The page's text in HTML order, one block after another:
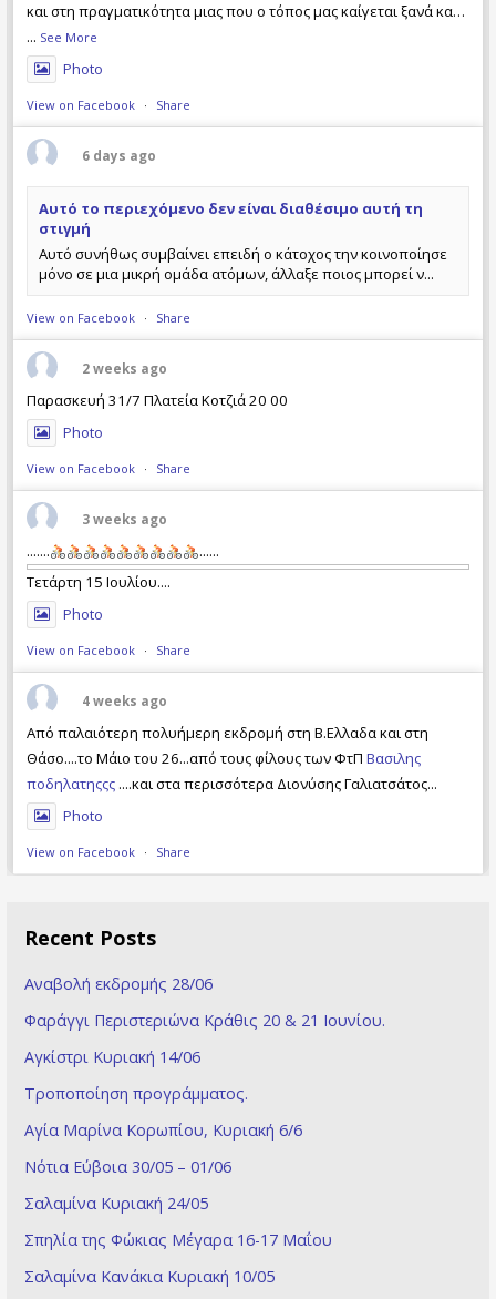
και στη πραγματικότητα μιας που ο τόπος μας καίγεται ξανά και
με απώλειες ανθρώπινων ζωών. Τι φταίει και τι όχι, ποιός έχει
τις ευθύνες και ποιός όχι, ας το αναλογιστεί ο καθέν
... See More
Photo
View on Facebook · Share
6 days ago
Αυτό το περιεχόμενο δεν είναι διαθέσιμο αυτή τη
στιγμή
Αυτό συνήθως συμβαίνει επειδή ο κάτοχος την κοινοποίησε
μόνο σε μια μικρή ομάδα ατόμων, άλλαξε ποιος μπορεί ν...
View on Facebook · Share
2 weeks ago
Παρασκευή 31/7 Πλατεία Κοτζιά 20 00
Photo
View on Facebook · Share
3 weeks ago
.......
......
Τετάρτη 15 Ιουλίου....
Photo
View on Facebook · Share
4 weeks ago
Από παλαιότερη πολυήμερη εκδρομή στη Β.Ελλαδα και στη
Θάσο....το Μάιο του 26...από τους φίλους των ΦτΠΒασιλης
ποδηλατηςςς ....και στα περισσότερα Διονύσης Γαλιατσάτος...
Photo
View on Facebook · Share
Recent Posts
Αναβολή εκδρομής 28/06
Φαράγγι Περιστεριώνα Κράθις 20 & 21 Ioυνίου.
Αγκίστρι Κυριακή 14/06
Τροποποίηση προγράμματος.
Αγία Μαρίνα Κορωπίου, Κυριακή 6/6
Νότια Εύβοια 30/05 – 01/06
Σαλαμίνα Κυριακή 24/05
Σπηλία της Φώκιας Μέγαρα 16-17 Μαΐου
Σαλαμίνα Κανάκια Κυριακή 10/05